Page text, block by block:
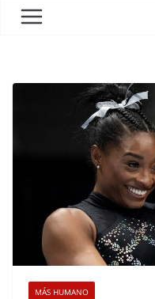
MÁS HUMANO